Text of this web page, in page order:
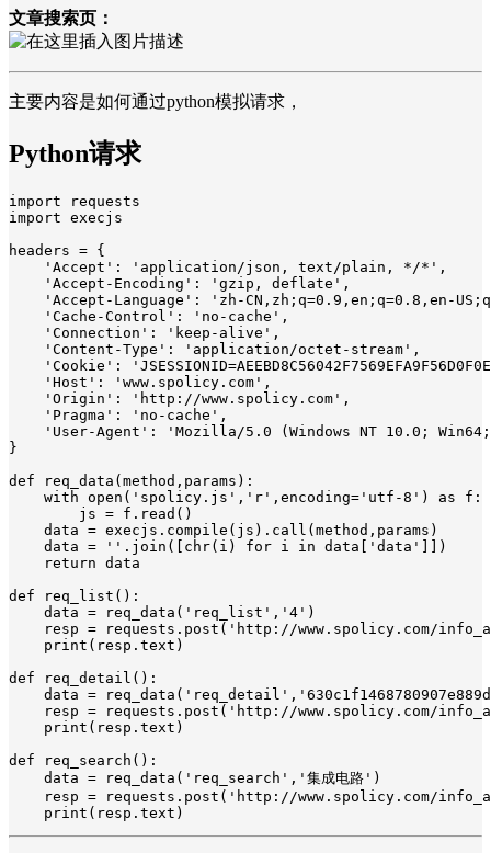
文章搜索页：
主要内容是如何通过python模拟请求，
Python请求
import requests
import execjs
headers = {
    'Accept': 'application/json, text/plain, */*',
    'Accept-Encoding': 'gzip, deflate',
'Accept-Language': 'zh-CN,zh;q=0.9,en;q=0.8,en-
    'Cache-Control': 'no-cache',
    'Connection': 'keep-alive',
    'Content-Type': 'application/octet-stream',
'Cookie':
    'Host': 'www.spolicy.com',
    'Origin': 'http://www.spolicy.com',
    'Pragma': 'no-cache',
'User-Agent': 'Mozilla/5.0 (Windows NT 10.0;
}
def req_data(method,params):
    with open('spolicy.js','r',encoding='utf-8') as f:
        js = f.read()
    data = execjs.compile(js).call(method,params)
    data = ''.join([chr(i) for i in data['data']])
    return data
def req_list():
    data = req_data('req_list','4')
resp = requests.post('http://www.spolicy.com/
    print(resp.text)
def req_detail():
data =
resp = requests.post('http://www.spolicy.com/
    print(resp.text)
def req_search():
    data = req_data('req_search','集成电路')
resp = requests.post('http://www.spolicy.com/
    print(resp.text)